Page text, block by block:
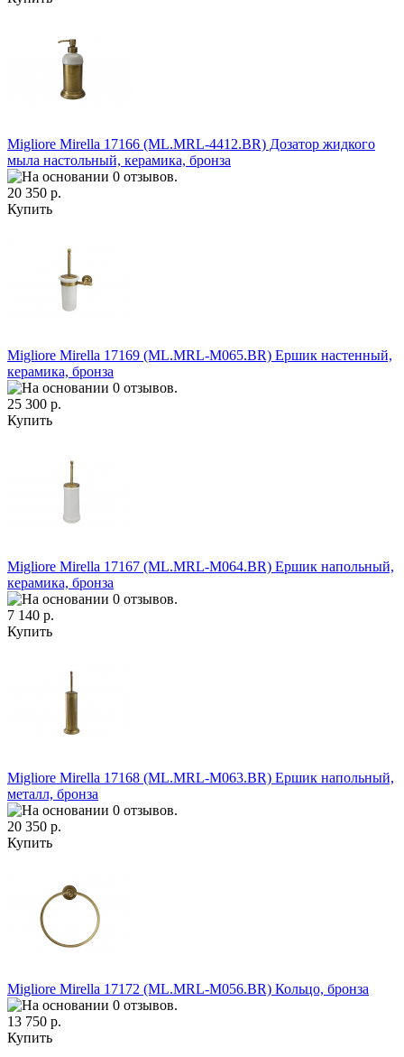
Migliore Mirella 17166 (ML.MRL-4412.ВR) Дозатор жидкого
мыла настольный, керамика, бронза
20 350 р.
Купить
Migliore Mirella 17169 (ML.MRL-M065.BR) Ершик настенный,
керамика, бронза
25 300 р.
Купить
Migliore Mirella 17167 (ML.MRL-M064.ВR) Ершик напольный,
керамика, бронза
7 140 р.
Купить
Migliore Mirella 17168 (ML.MRL-M063.ВR) Ершик напольный,
металл, бронза
20 350 р.
Купить
Migliore Mirella 17172 (ML.MRL-M056.BR) Кольцо, бронза
13 750 р.
Купить